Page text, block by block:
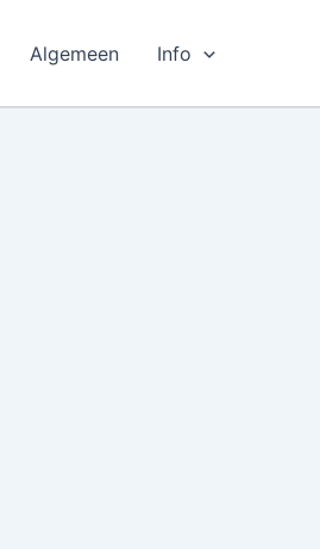
Algemeen Info